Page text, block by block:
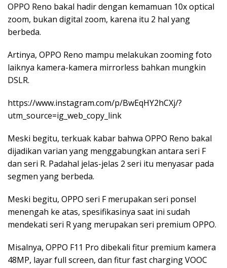
OPPO Reno bakal hadir dengan kemamuan 10x optical
zoom, bukan digital zoom, karena itu 2 hal yang
berbeda.
Artinya, OPPO Reno mampu melakukan zooming foto
laiknya kamera-kamera mirrorless bahkan mungkin
DSLR.
https://www.instagram.com/p/BwEqHY2hCXj/?
utm_source=ig_web_copy_link
Meski begitu, terkuak kabar bahwa OPPO Reno bakal
dijadikan varian yang menggabungkan antara seri F
dan seri R. Padahal jelas-jelas 2 seri itu menyasar pada
segmen yang berbeda.
Meski begitu, OPPO seri F merupakan seri ponsel
menengah ke atas, spesifikasinya saat ini sudah
mendekati seri R yang merupakan seri premium OPPO.
Misalnya, OPPO F11 Pro dibekali fitur premium kamera
48MP, layar full screen, dan fitur fast charging VOOC